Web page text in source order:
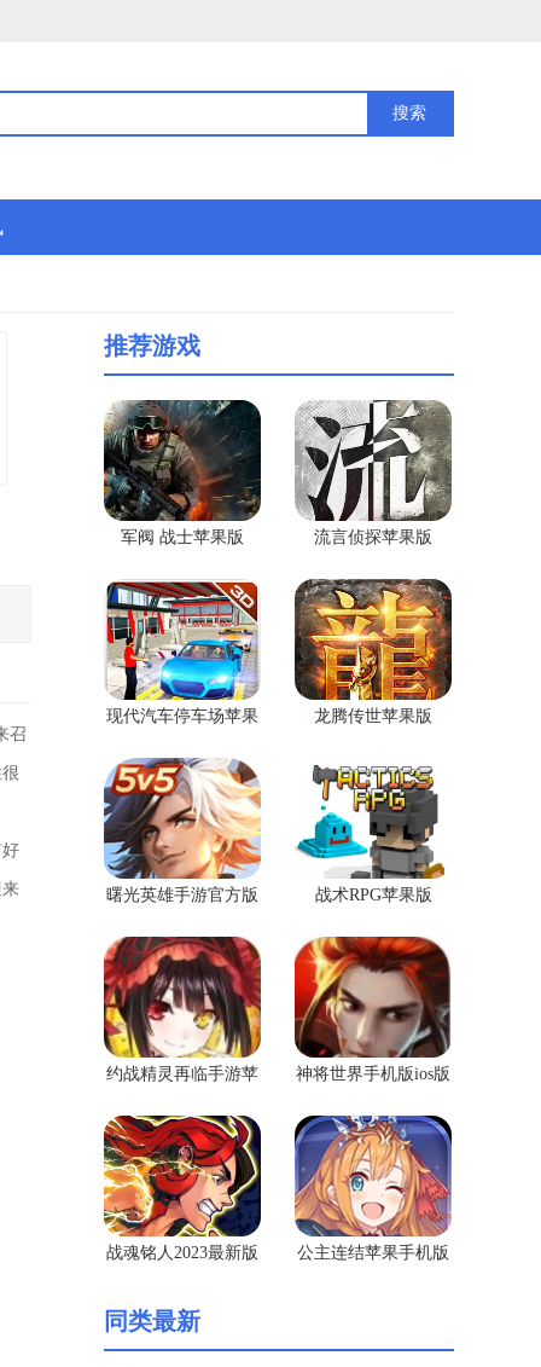
召
推荐游戏
军阀 战士苹果版 流言侦探苹果版
现代汽车停车场苹果
龙腾传世苹果版
曙光英雄手游官方版
战术RPG苹果版
约战精灵再临手游苹
神将世界手机版ios版
战魂铭人2023最新版
公主连结苹果手机版
同类最新